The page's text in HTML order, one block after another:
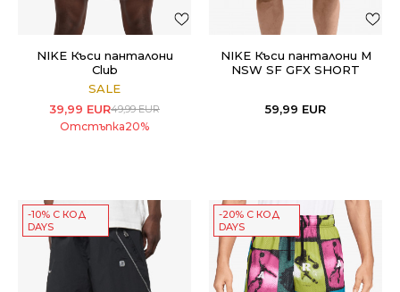
NIKE Къси панталони
Club
SALE
39,99 EUR49,99EUR
Отстъпка20%
NIKE Къси панталони M
NSW SF GFX SHORT
59,99 EUR
-10% С КОД
DAYS
-20% С КОД
DAYS